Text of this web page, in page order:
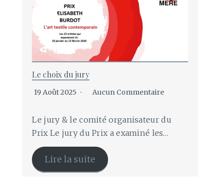
Le choix du jury
19 Août 2025 Aucun Commentaire
Le jury & le comité organisateur du
Prix Le jury du Prix a examiné les…
Lire la suite